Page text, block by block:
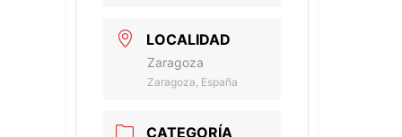
LOCALIDAD
Zaragoza
Zaragoza, España
CATEGORÍA